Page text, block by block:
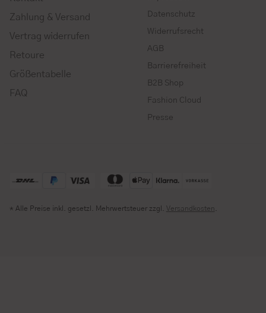
Zahlung & Versand
Vertrag widerrufen
Retoure
Größentabelle
FAQ
Datenschutz
Widerrufsrecht
AGB
Barrierefreiheit
B2B Shop
Fashion Cloud
Presse
* Alle Preise inkl. gesetzl. Mehrwertsteuer zzgl. Versandkosten